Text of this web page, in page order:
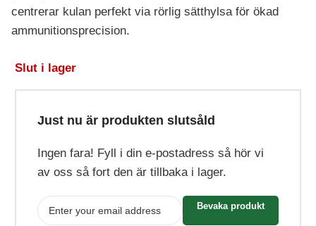
centrerar kulan perfekt via rörlig sätthylsa för ökad
ammunitionsprecision.
Slut i lager
Just nu är produkten slutsåld
Ingen fara! Fyll i din e-postadress så hör vi
av oss så fort den är tillbaka i lager.
Bevaka produkt